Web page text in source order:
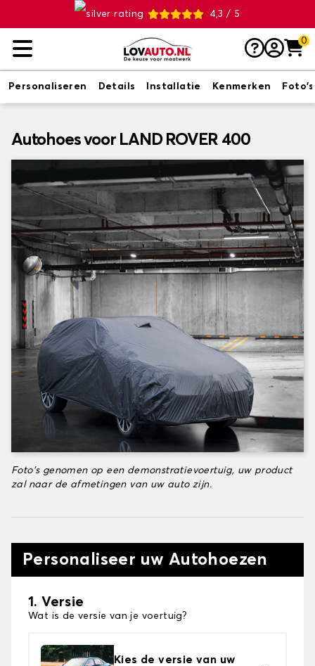
4,3 / 5
0
Personaliseren Details Installatie Kenmerken Foto's
Autohoes voor LAND ROVER 400
Foto's genomen op een demonstratievoertuig, uw product
zal naar de afmetingen van uw auto zijn.
Personaliseer uw Autohoezen
1. Versie
Wat is de versie van je voertuig?
Kies de versie van uw